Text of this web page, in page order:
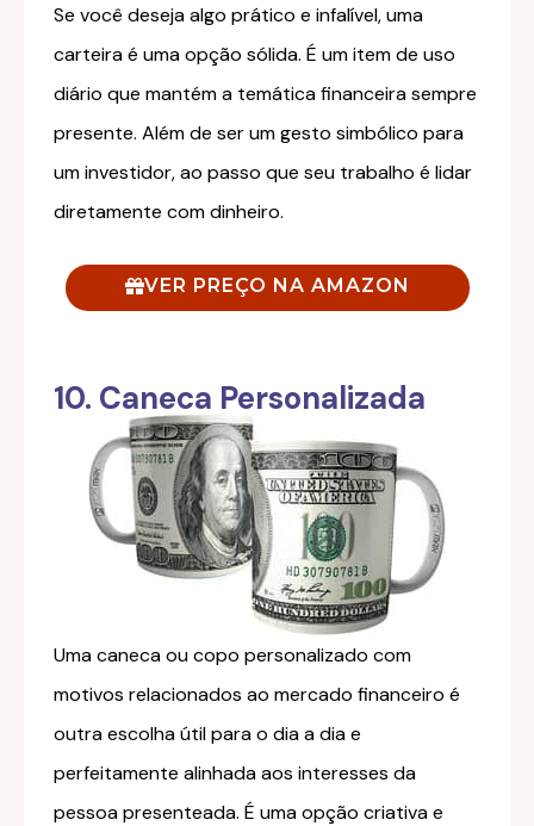
Se você deseja algo prático e infalível, uma
carteira é uma opção sólida. É um item de uso
diário que mantém a temática financeira sempre
presente. Além de ser um gesto simbólico para
um investidor, ao passo que seu trabalho é lidar
diretamente com dinheiro.
VER PREÇO NA AMAZON
10. Caneca Personalizada
Uma caneca ou copo personalizado com
motivos relacionados ao mercado financeiro é
outra escolha útil para o dia a dia e
perfeitamente alinhada aos interesses da
pessoa presenteada. É uma opção criativa e